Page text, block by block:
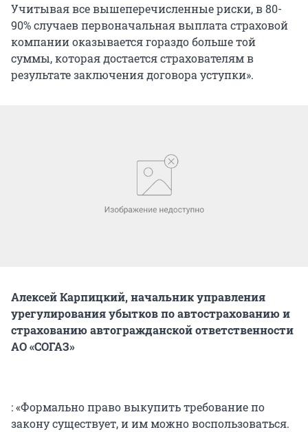
Учитывая все вышеперечисленные риски, в 80-
90% случаев первоначальная выплата страховой
компании оказывается гораздо больше той
суммы, которая достается страхователям в
результате заключения договора уступки».
Алексей Карпицкий, начальник управления
урегулирования убытков по автострахованию и
страхованию автогражданской ответственности
АО «СОГАЗ»
: «Формально право выкупить требование по
закону существует, и им можно воспользоваться.